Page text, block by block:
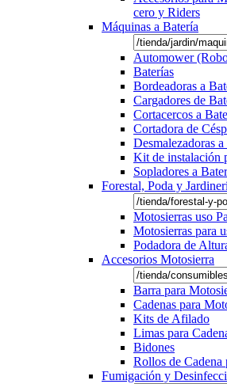
cero y Riders
Máquinas a Batería
Automower
Baterías
Bordeadoras a
Cargadores de
Cortacercos a
Cortadora de
Desmalezadoras
Kit de instalación
Sopladores a
Forestal, Poda y
Motosierras uso
Motosierras para
Podadora de
Accesorios Motosierra
Barra para
Cadenas para
Kits de Afilado
Limas para
Bidones
Rollos de Cadena
Fumigación y